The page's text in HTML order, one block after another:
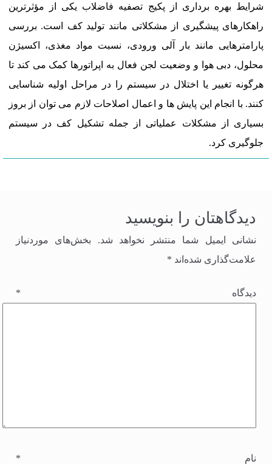
شرایط بهره برداری از پکیج تصفیه فاضلاب یکی از مؤثرترین
راهکارهای پیشگیری از مشکلاتی مانند تولید کف است. بررسی
پارامترهایی مانند بار آلی ورودی، نسبت مواد مغذی، اکسیژن
محلول، دبی هوا و وضعیت لجن فعال به اپراتورها کمک می کند تا
هرگونه تغییر یا اختلال در سیستم را در مراحل اولیه شناسایی
کنند. با انجام این پایش ها و اعمال اصلاحات لازم می توان از بروز
بسیاری از مشکلات عملیاتی از جمله تشکیل کف در سیستم
جلوگیری کرد.
دیدگاهتان را بنویسید
نشانی ایمیل شما منتشر نخواهد شد.
بخش‌های موردنیاز
علامت‌گذاری شده‌اند *
دیدگاه *
نام *